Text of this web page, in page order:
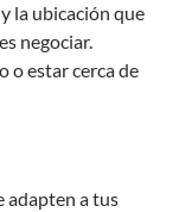
la ubicación que
negociar.
o estar cerca de
adapten a tus